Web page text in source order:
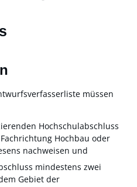
müssen
Hochschulabschluss
Hochbau oder
nachweisen und
mindestens zwei
Gebiet der